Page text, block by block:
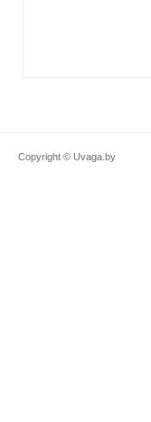
Copyright © Uvaga.by